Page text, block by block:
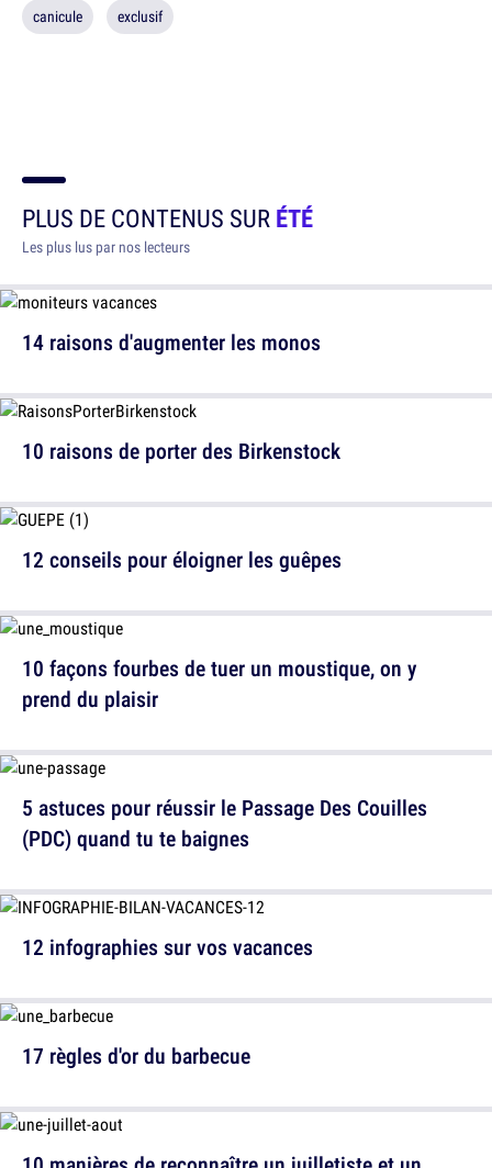
canicule exclusif
PLUS DE CONTENUS SURÉTÉ
Les plus lus par nos lecteurs
14 raisons d'augmenter les monos
12 conseils pour éloigner les guêpes
10 façons fourbes de tuer un moustique, on y
prend du plaisir
12 infographies sur vos vacances
10 raisons de porter des Birkenstock
5 astuces pour réussir le Passage Des Couilles
(PDC) quand tu te baignes
17 règles d'or du barbecue